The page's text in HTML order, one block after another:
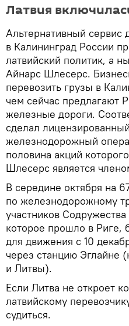
Латвия
Альтернативный сервис
в Калининград России
латвийский политик, а
Айнарс Шлесерс.
перевозить грузы в
чем сейчас предлагают
железные дороги.
сделал
железнодорожный
половина акций
Шлесерс является
В середине октября на
по железнодорожному
участников
которое прошло в Риге,
для движения с 10
через станцию Эглайне
и Литвы).
Если Литва не откроет
латвийскому
судиться.